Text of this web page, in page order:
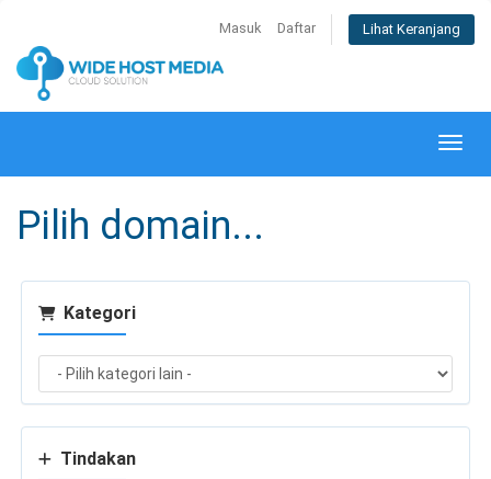
Masuk Daftar Lihat Keranjang
Pilih domain...
Kategori
Tindakan